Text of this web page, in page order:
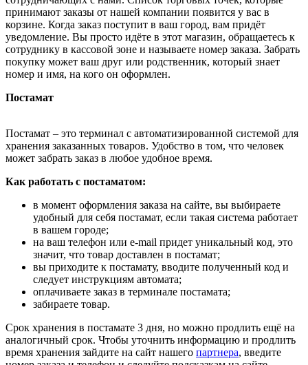
принимают заказы от нашей компании появится у вас в
корзине. Когда заказ поступит в ваш город, вам придёт
уведомление. Вы просто идёте в этот магазин, обращаетесь к
сотруднику в кассовой зоне и называете номер заказа. Забрать
покупку может ваш друг или родственник, который знает
номер и имя, на кого он оформлен.
Постамат
Постамат – это терминал с автоматизированной системой для
хранения заказанных товаров. Удобство в том, что человек
может забрать заказ в любое удобное время.
Как работать с постаматом:
в момент оформления заказа на сайте, вы выбираете
удобный для себя постамат, если такая система работает
в вашем городе;
на ваш телефон или e-mail придет уникальный код, это
значит, что товар доставлен в постамат;
вы приходите к постамату, вводите полученный код и
следует инструкциям автомата;
оплачиваете заказ в терминале постамата;
забираете товар.
Срок хранения в постамате 3 дня, но можно продлить ещё на
аналогичный срок. Чтобы уточнить информацию и продлить
время хранения зайдите на сайт нашего партнера, введите